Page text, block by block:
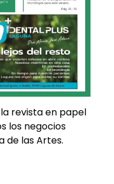
revista en papel
los negocios
de las Artes.